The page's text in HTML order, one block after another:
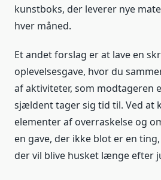
kunstboks, der leverer nye
hver måned.
Et andet forslag er at lave en
oplevelsesgave, hvor du
af aktiviteter, som modtageren
sjældent tager sig tid til. Ved at
elementer af overraskelse og
en gave, der ikke blot er en
der vil blive husket længe efter